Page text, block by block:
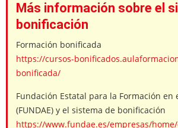
Más información sobre el
bonificación
Formación bonificada
https://cursos-
bonificada/
Fundación Estatal para la Formación en
(FUNDAE) y el sistema de bonificación
https://www.fundae.es/empresas/